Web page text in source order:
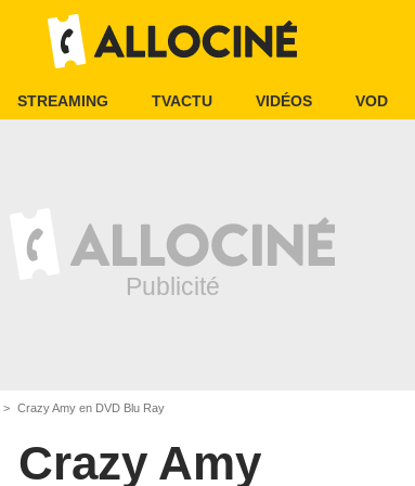
STREAMING TVACTU VIDÉOS VOD
Crazy Amy en DVD Blu Ray
Crazy Amy